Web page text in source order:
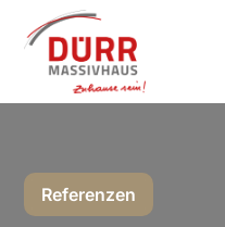
Referenzen